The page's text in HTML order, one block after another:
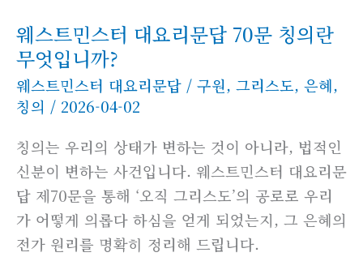
웨스트민스터 대요리문답 70문 칭의란
무엇입니까?
웨스트민스터 대요리문답 / 구원, 그리스도, 은혜,
칭의 / 2026-04-02
칭의는 우리의 상태가 변하는 것이 아니라, 법적인
신분이 변하는 사건입니다. 웨스트민스터 대요리문
답 제70문을 통해 ‘오직 그리스도’의 공로로 우리
가 어떻게 의롭다 하심을 얻게 되었는지, 그 은혜의
전가 원리를 명확히 정리해 드립니다.